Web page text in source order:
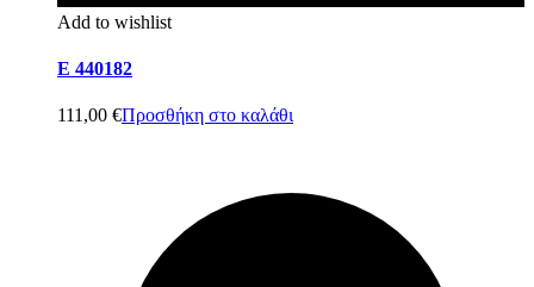
Add to wishlist
E 440182
111,00 €Προσθήκη στο καλάθι